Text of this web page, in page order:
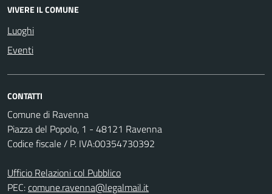
VIVERE IL COMUNE
Luoghi
Eventi
CONTATTI
Comune di Ravenna
Piazza del Popolo, 1 - 48121 Ravenna
Codice fiscale / P. IVA:00354730392
Ufficio Relazioni col Pubblico
PEC:comune.ravenna@legalmail.it